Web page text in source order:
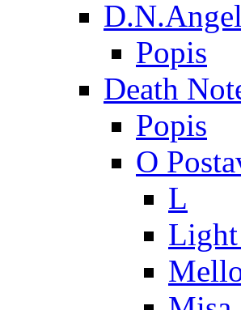
D.N.Angel
Popis
Death
Popis
O
L